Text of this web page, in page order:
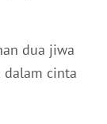
dua jiwa
dalam cinta